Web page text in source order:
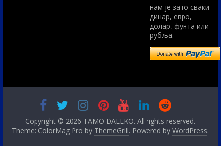
нам је зато сваки
динар, евро,
долар, фунта или
рубља.
Copyright © 2026 TAMO DALEKO. All rights reserved.
Theme: ColorMag Pro by ThemeGrill. Powered byWordPress.